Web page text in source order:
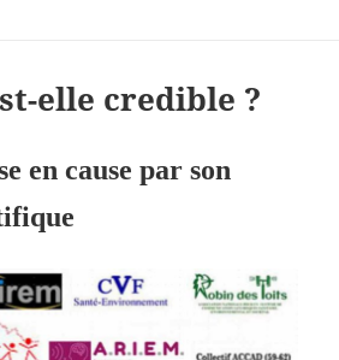
elle credible ?
en cause par son